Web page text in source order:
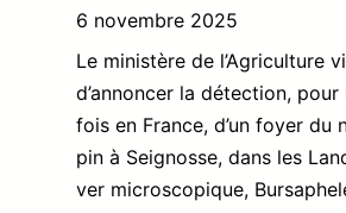
6 novembre 2025
Le ministère de l’Agriculture
d’annoncer la détection,
fois en France, d’un foyer du
pin à Seignosse, dans les
ver microscopique,